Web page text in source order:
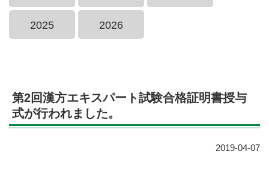
2025 2026
第2回漢方エキスパート試験合格証明書授与
式が行われました。
2019-04-07